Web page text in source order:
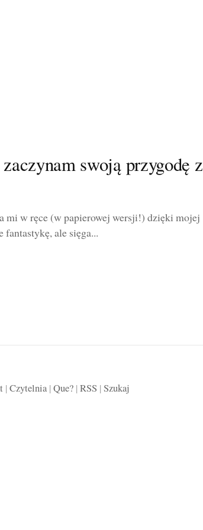
swoją przygodę z
mi w ręce (w papierowej wersji!) dzięki mojej
fantastykę, ale sięga...
| Czytelnia| Que?| RSS | Szukaj